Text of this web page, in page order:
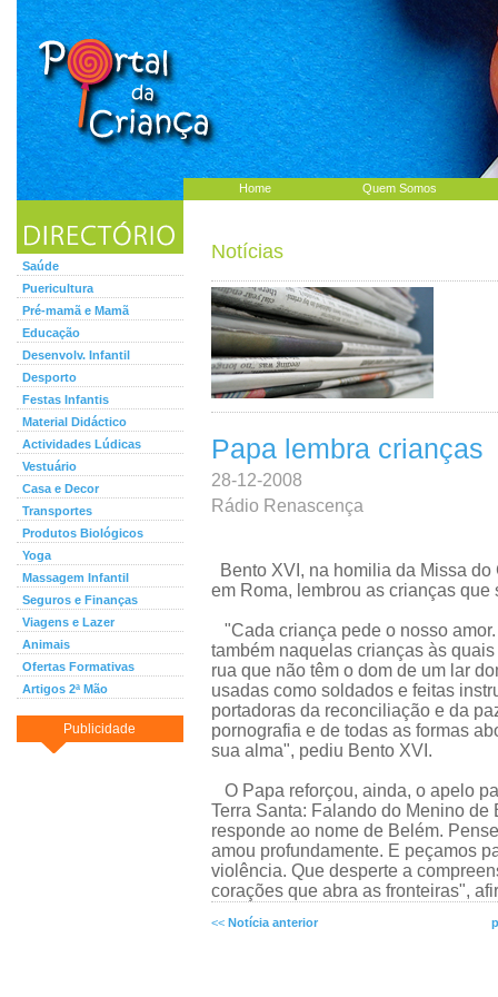
Home Quem Somos
Saúde
Puericultura
Pré-mamã e Mamã
Educação
Desenvolv. Infantil
Desporto
Festas Infantis
Material Didáctico
Actividades Lúdicas
Vestuário
Casa e Decor
Transportes
Produtos Biológicos
Yoga
Massagem Infantil
Seguros e Finanças
Viagens e Lazer
Animais
Ofertas Formativas
Artigos 2ª Mão
Publicidade
Notícias
Papa lembra crianças
28-12-2008
Rádio Renascença
Bento XVI, na homilia da Missa
em Roma, lembrou as crianças que
"Cada criança pede o nosso
também naquelas crianças às
rua que não têm o dom de um lar
usadas como soldados e feitas
portadoras da reconciliação e da
pornografia e de todas as formas
sua alma", pediu Bento XVI.
O Papa reforçou, ainda, o apelo
Terra Santa: Falando do Menino
responde ao nome de Belém.
amou profundamente. E peçamos
violência. Que desperte a
corações que abra as fronteiras",
<< Notícia anterior